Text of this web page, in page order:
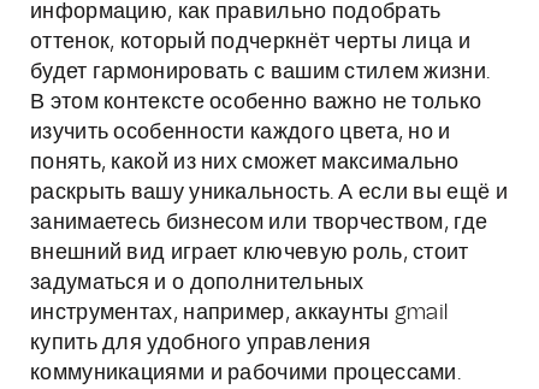
информацию, как правильно подобрать
оттенок, который подчеркнёт черты лица и
будет гармонировать с вашим стилем жизни.
В этом контексте особенно важно не только
изучить особенности каждого цвета, но и
понять, какой из них сможет максимально
раскрыть вашу уникальность. А если вы ещё и
занимаетесь бизнесом или творчеством, где
внешний вид играет ключевую роль, стоит
задуматься и о дополнительных
инструментах, например, аккаунты gmail
купить для удобного управления
коммуникациями и рабочими процессами.